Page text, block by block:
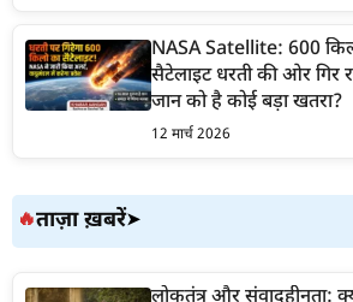
NASA Satellite: 600
सैटेलाइट धरती की ओर गिर
जान को है कोई बड़ा खतरा?
12 मार्च 2026
🔥ताज़ा ख़बरें➤